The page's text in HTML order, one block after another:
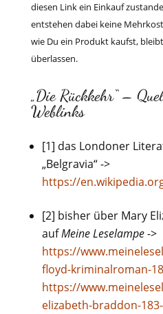
diesen Link ein Einkauf
entstehen dabei keine
wie Du ein Produkt kaufst,
überlassen.
„Die Rückkehr“ –
Weblinks
[1] das Londoner
„Belgravia“ ->
https://
[2] bisher über Mary
aufMeine Leselampe->
https://
floyd-kriminalroman-
https://
elizabeth-braddon-